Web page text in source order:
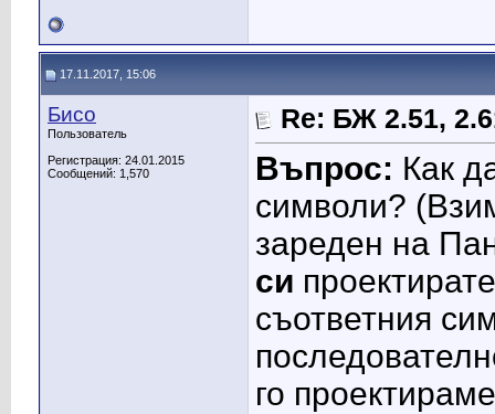
17.11.2017, 15:06
Бисо
Пользователь
Регистрация: 24.01.2015
Сообщений: 1,570
Re: БЖ 2.51,
Въпрос: Как
символи?
зареден на
си
съответния
го